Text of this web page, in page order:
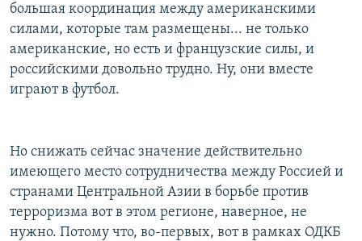
большая координация между американскими
силами, которые там размещены... не только
американские, но есть и французские силы, и
российскими довольно трудно. Ну, они вместе
играют в футбол.
Но снижать сейчас значение действительно
имеющего место сотрудничества между Россией и
странами Центральной Азии в борьбе против
терроризма вот в этом регионе, наверное, не
нужно. Потому что, во-первых, вот в рамках ОДКБ